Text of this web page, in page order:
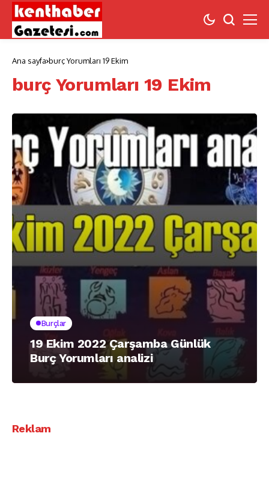
Ana sayfa burç Yorumları 19 Ekim
burç Yorumları 19 Ekim
Burçlar
19 Ekim 2022 Çarşamba Günlük
Burç Yorumları analizi
Reklam